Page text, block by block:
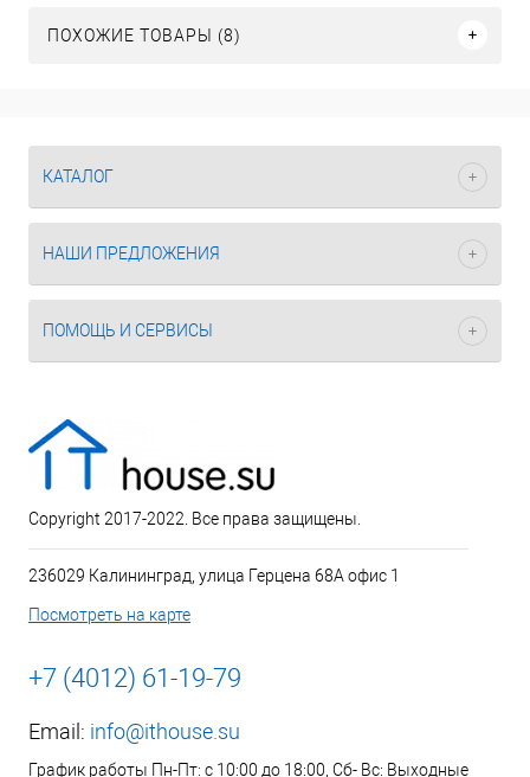
ПОХОЖИЕ ТОВАРЫ (8)
КАТАЛОГ
НАШИ ПРЕДЛОЖЕНИЯ
ПОМОЩЬ И СЕРВИСЫ
Copyright 2017-2022. Все права защищены.
236029 Калининград, улица Герцена 68А офис 1
Посмотреть на карте
+7 (4012) 61-19-79
Email: info@ithouse.su
График работы Пн-Пт: с 10:00 до 18:00, Сб- Вс: Выходные